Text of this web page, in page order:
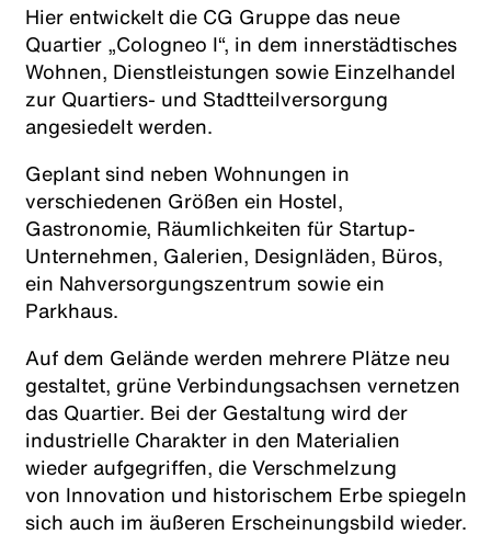
Hier entwickelt die CG Gruppe das neue
Quartier „Cologneo I“, in dem innerstädtisches
Wohnen, Dienstleistungen sowie Einzelhandel
zur Quartiers- und Stadtteilversorgung
angesiedelt werden.
Geplant sind neben Wohnungen in
verschiedenen Größen ein Hostel,
Gastronomie, Räumlichkeiten für Startup-
Unternehmen, Galerien, Designläden, Büros,
ein Nahversorgungszentrum sowie ein
Parkhaus.
Auf dem Gelände werden mehrere Plätze neu
gestaltet, grüne Verbindungsachsen vernetzen
das Quartier. Bei der Gestaltung wird der
industrielle Charakter in den Materialien
wieder aufgegriffen, die Verschmelzung
von Innovation und historischem Erbe spiegeln
sich auch im äußeren Erscheinungsbild wieder.